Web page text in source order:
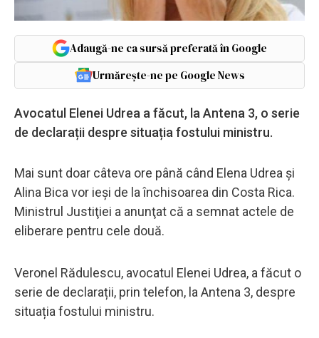
Adaugă-ne ca sursă preferată în Google
Urmărește-ne pe Google News
Avocatul Elenei Udrea a făcut, la Antena 3, o serie
de declarații despre situația fostului ministru.
Mai sunt doar câteva ore până când Elena Udrea și
Alina Bica vor ieși de la închisoarea din Costa Rica.
Ministrul Justiţiei a anunţat că a semnat actele de
eliberare pentru cele două.
Veronel Rădulescu, avocatul Elenei Udrea, a făcut o
serie de declarații, prin telefon, la Antena 3, despre
situația fostului ministru.